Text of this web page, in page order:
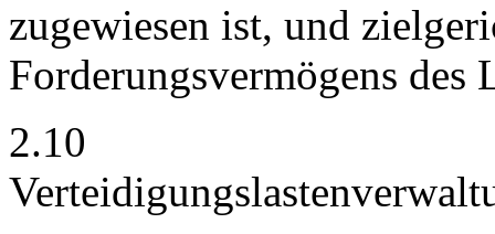
zugewiesen ist, und
Forderungsvermögens des
2.10